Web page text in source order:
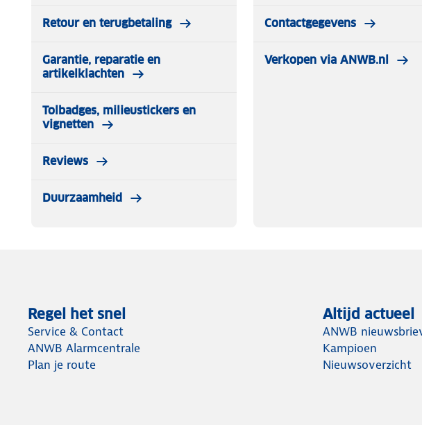
Retour en terugbetaling
Garantie, reparatie en
artikelklachten
Tolbadges, milieustickers en
vignetten
Reviews
Duurzaamheid
Contactgegevens
Verkopen via ANWB.nl
Regel het snel
Service & Contact
ANWB Alarmcentrale
Plan je route
Altijd actueel
ANWB
Kampioen
Nieuwsoverzicht